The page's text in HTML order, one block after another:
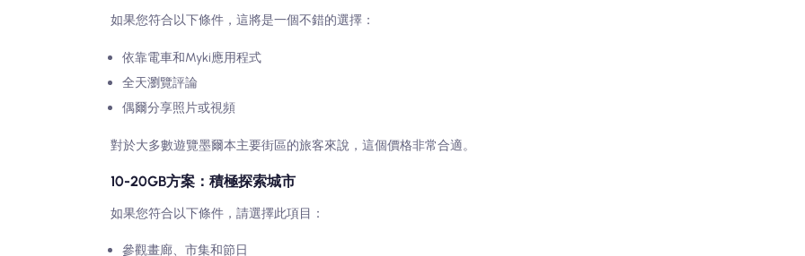
如果您符合以下條件，這將是一個不錯的選擇：
依靠電車和Myki應用程式
全天瀏覽評論
偶爾分享照片或視頻
對於大多數遊覽墨爾本主要街區的旅客來說，這個價格非常合適。
10-20GB方案：積極探索城市
如果您符合以下條件，請選擇此項目：
參觀畫廊、市集和節日